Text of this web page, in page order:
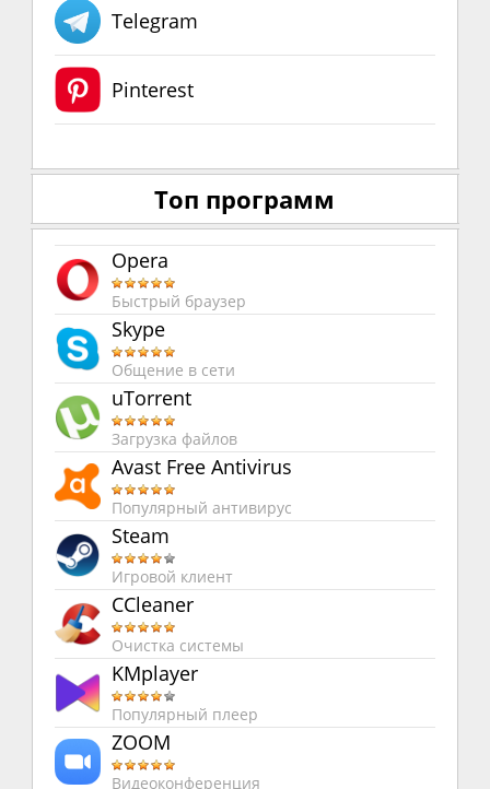
Telegram
Pinterest
Топ программ
Opera
Быстрый браузер
Skype
Общение в сети
uTorrent
Загрузка файлов
Avast Free Antivirus
Популярный антивирус
Steam
Игровой клиент
CCleaner
Очистка системы
KMplayer
Популярный плеер
ZOOM
Видеоконференция